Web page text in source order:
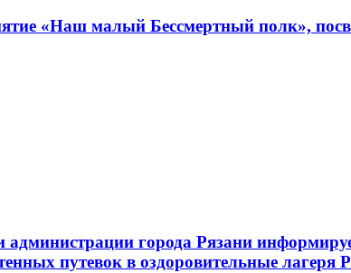
«Наш малый Бессмертный полк»,
города Рязани
путевок в оздоровительные лагеря